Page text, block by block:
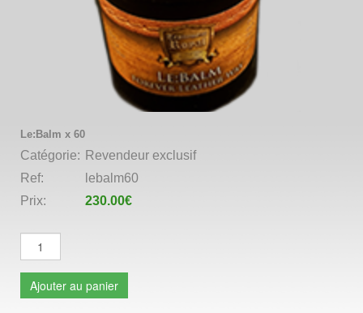
Le:Balm x 60
Catégorie: Revendeur exclusif
Ref:
lebalm60
Prix:
230.00€
Ajouter au panier